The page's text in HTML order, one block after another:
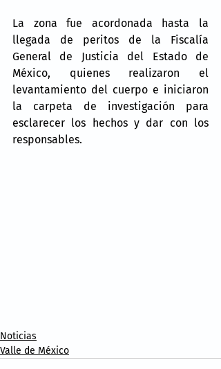
La zona fue acordonada hasta la
llegada de peritos de la Fiscalía
General de Justicia del Estado de
México, quienes realizaron el
levantamiento del cuerpo e iniciaron
la carpeta de investigación para
esclarecer los hechos y dar con los
responsables.
Noticias
Valle de México